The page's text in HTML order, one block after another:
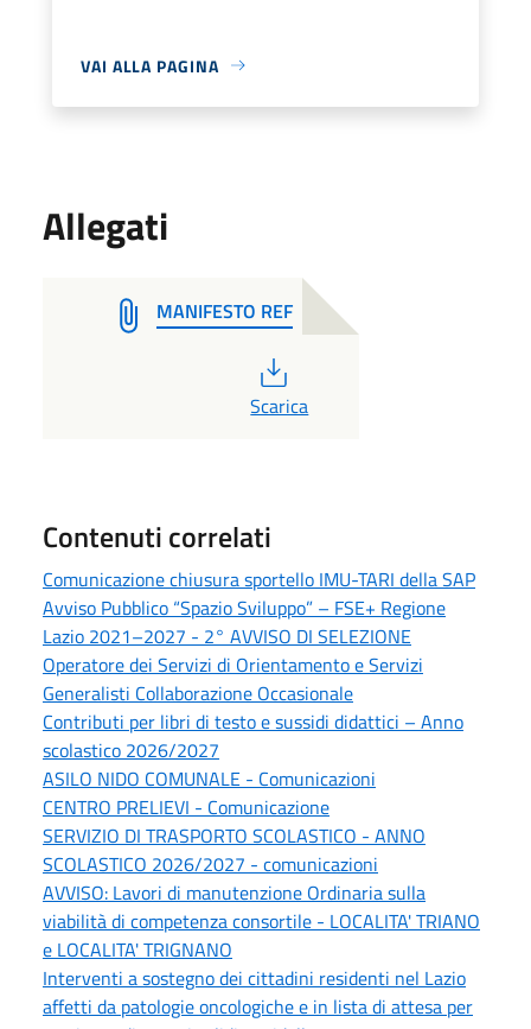
VAI ALLA PAGINA
Allegati
MANIFESTO REF
PDF
Scarica
Contenuti correlati
Comunicazione chiusura sportello IMU-TARI della SAP
Avviso Pubblico “Spazio Sviluppo” – FSE+ Regione
Lazio 2021–2027 - 2° AVVISO DI SELEZIONE
Operatore dei Servizi di Orientamento e Servizi
Generalisti Collaborazione Occasionale
Contributi per libri di testo e sussidi didattici – Anno
scolastico 2026/2027
ASILO NIDO COMUNALE - Comunicazioni
CENTRO PRELIEVI - Comunicazione
SERVIZIO DI TRASPORTO SCOLASTICO - ANNO
SCOLASTICO 2026/2027 - comunicazioni
AVVISO: Lavori di manutenzione Ordinaria sulla
viabilità di competenza consortile - LOCALITA' TRIANO
e LOCALITA' TRIGNANO
Interventi a sostegno dei cittadini residenti nel Lazio
affetti da patologie oncologiche e in lista di attesa per